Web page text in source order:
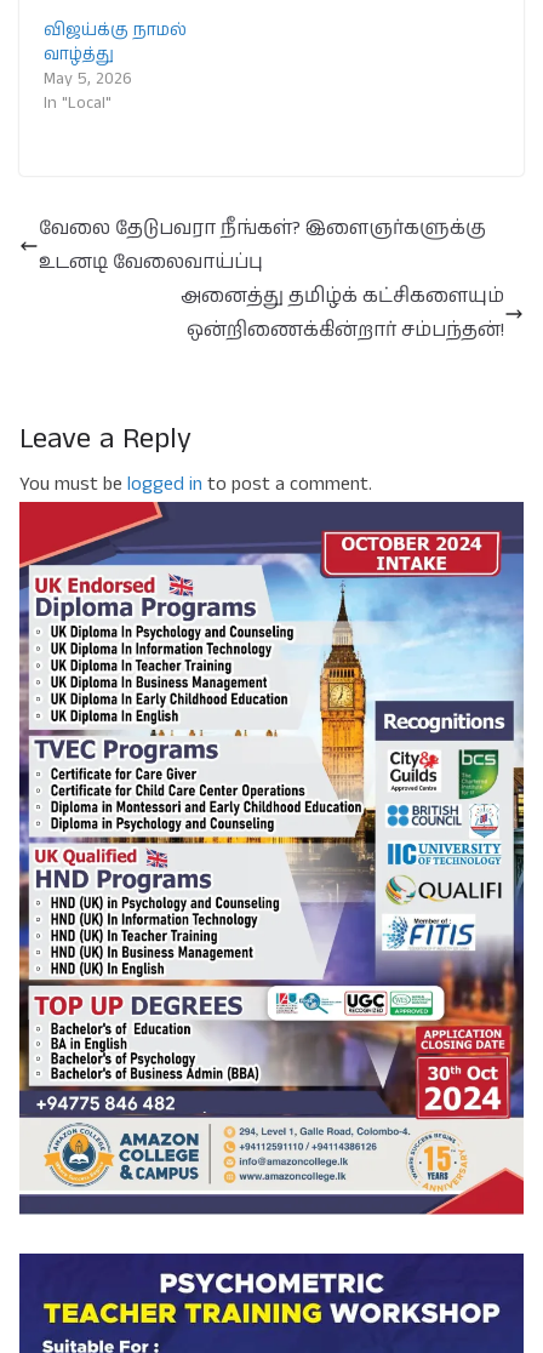
விஜய்க்கு நாமல்
வாழ்த்து
May 5, 2026
In "Local"
வேலை தேடுபவரா நீங்கள்? இளைஞர்களுக்கு
உடனடி வேலைவாய்ப்பு
அனைத்து தமிழ்க் கட்சிகளையும்
ஒன்றிணைக்கின்றார் சம்பந்தன்!
Leave a Reply
You must be logged in to post a comment.